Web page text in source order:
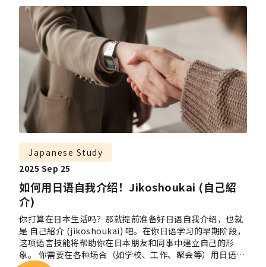
如何用日语自我介绍！Jikoshoukai (自己紹
介)
Japanese Study
2025 Sep 25
你打算在日本生活吗？那就提前准备好日语自我介绍，也就
是 自己紹介 (jikoshoukai) 吧。在你日语学习的早期阶段，
这项语言技能将帮助你在日本朋友和同事中建立自己的形
象。 你需要在各种场合（如学校、工作、聚会等）用日语介